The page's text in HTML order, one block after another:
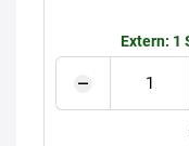
Extern: 1